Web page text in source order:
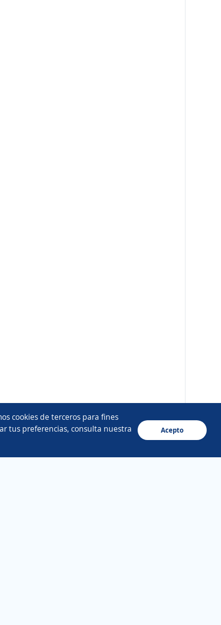
cookies de terceros para fines
tus preferencias, consulta nuestra
Acepto